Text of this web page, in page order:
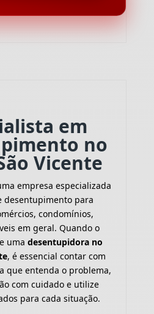
em
no
Vicente
empresa especializada
desentupimento para
condomínios,
em geral. Quando o
uma desentupidora no
, é essencial contar com
que entenda o problema,
com cuidado e utilize
para cada situação.